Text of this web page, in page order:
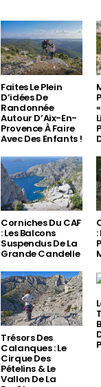
Faites Le Plein
D’idées De
Randonnée
Autour D’Aix-En-
Provence À Faire
Avec Des Enfants !
Corniches Du CAF
: Les Balcons
Suspendus De La
Grande Candelle
Trésors Des
Calanques : Le
Cirque Des
Pételins & Le
Vallon De La